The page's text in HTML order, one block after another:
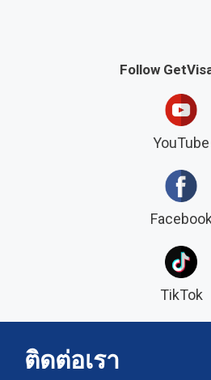
Follow
YouTube
Facebook
TikTok
ติดต่อเรา